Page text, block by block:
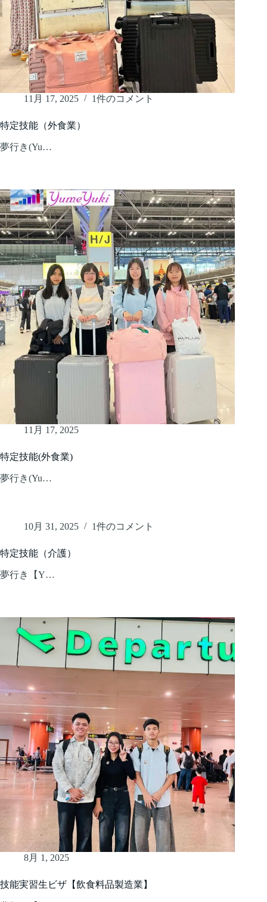
11月 17, 2025 1件のコメント
特定技能（外食業）
夢行き(Yu…
11月 17, 2025
特定技能(外食業)
夢行き(Yu…
10月 31, 2025 1件のコメント
特定技能（介護）
夢行き【Y…
8月 1, 2025
技能実習生ビザ【飲食料品製造業】